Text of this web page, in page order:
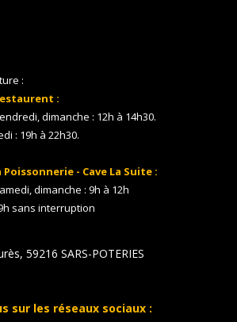
:
:
dimanche : 12h à 14h30.
: 19h à 22h30.
- Cave La Suite :
dimanche : 9h à 12h
sans interruption
59216 SARS-POTERIES
sur les réseaux sociaux :